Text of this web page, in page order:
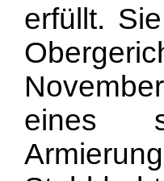
erfüllt.
eines